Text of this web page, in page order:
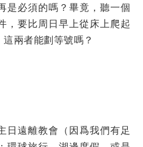
是必須的嗎？畢竟，聽一個
，要比周日早上從床上爬起
兩者能劃等號嗎？
日遠離教會（因爲我們有足